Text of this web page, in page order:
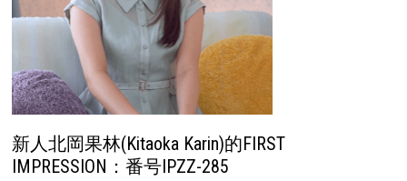
新人北岡果林(Kitaoka Karin)的FIRST
IMPRESSION：番号IPZZ-285